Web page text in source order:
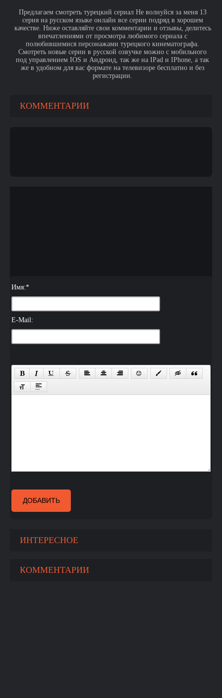
Предлагаем смотреть турецкий сериал Не волнуйся за меня 13
серия на русском языке онлайн все серии подряд в хорошем
качестве. Ниже оставляйте свои комментарии и отзывы, делитесь
впечатлениями от просмотра любимого сериала с
полюбившимися персонажами турецкого кинематографа.
Смотреть новые серии в русской озвучке можно с мобильного
под управлением IOS и Андроид, так же на IPad и IPhone, а так
же в удобном для вас формате на телевизоре бесплатно и без
регистрации.
КОММЕНТАРИИ
Имя:*
E-Mail:
ДОБАВИТЬ
ИНТЕРЕСНОЕ
КОММЕНТАРИИ